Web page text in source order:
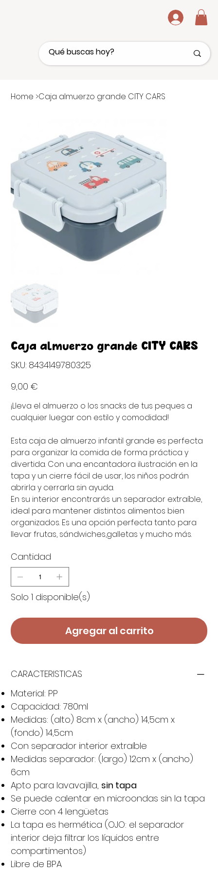
.
Home >Caja almuerzo grande CITY CARS
Caja almuerzo grande CITY CARS
SKU: 8434149780325
8434149780325
9,00 €
¡Lleva el almuerzo o los snacks de tus peques a
cualquier luegar con estilo y comodidad!
Esta caja de almuerzo infantil grande es perfecta
para organizar la comida de forma práctica y
divertida. Con una encantadora ilustración en la
tapa y un cierre fácil de usar, los niños podrán
abrirla y cerrarla sin ayuda.
En su interior encontrarás un separador extraíble,
ideal para mantener distintos alimentos bien
organizados. Es una opción perfecta tanto para
llevar frutas, sándwiches,galletas y mucho más.
Cantidad
Solo 1 disponible(s)
Agregar al carrito
CARACTERISTICAS
Material: PP
Capacidad: 780ml
Medidas: (alto) 8cm x (ancho) 14,5cm x
(fondo) 14,5cm
Con separador interior extraíble
Medidas separador: (largo) 12cm x (ancho)
6cm
Apto para lavavajilla, sin tapa
Se puede calentar en microondas sin la tapa
Cierre con 4 lengüetas
La tapa es hermética (OJO: el separador
interior deja filtrar los líquidos entre
compartimentos)
Libre de BPA